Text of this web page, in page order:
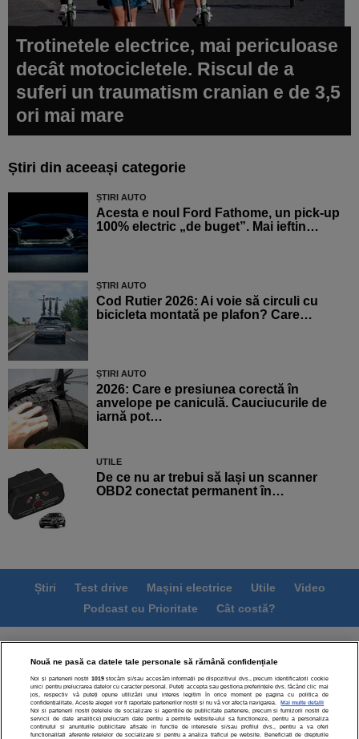
Trotinetele electrice, mai periculoase
decât motocicletele. Riscul de a
suferi un traumatism cranian e de 3,5
ori mai mare
Știri din aceeași categorie
ȘTIRI AUTO
Acesta e noul Ford Fathome, un pick-up
100% electric „de buget”. Mai ieftin…
ȘTIRI AUTO
Cod Rutier 2026: Ai voie să circuli cu
bicicleta montată pe plafon? Care…
ȘTIRI AUTO
2026: Care e presiunea corectă în
anvelope pe caniculă. Cauciucurile de
iarnă pot…
UTILE
De ce nu ar trebui să lași un scanner
OBD2 conectat permanent în…
Știri Test drive Mașini electrice Utile
Video
Podcast cu Prioritate
Cât costă?
Termeni si conditii
Politica de confidentialitate
Politica de cookies
Echipa editorială
Contact
Modifică Setările
Nouă ne pasă ca datele tale personale să rămână confidențiale
Noi și partenerii noștri 1019stocăm și/sau accesăm informații pe dispozitivul dvs., precum identificatorii cookie
unici pentru prelucrarea datelor cu caracter personal. Puteți accepta sau gestiona preferințele dvs. făcând clic mai
jos, respectiv vă puteți opune utilizării unui interes legitim în orice moment pe pagina cu politica de
confidențialitate. Aceste alegeri vor fi raportate partenerilor noștri și nu vă vor afecta navigarea.
Mai multe detalii
Noi si partenerii nostri (retelele de socializare si agentiile de publicitate partenere, precum si furnizorii nostri de
servicii de date analitice) prelucram date pentru a permite website-ului sa functioneze, pentru a personaliza
continutul si anunturile publicitare afisate in functie de interesele si/sau profilul dvs., pentru a va oferi
functionalitati aferente retelelor de socializare si pentru a analiza traficul pe website. Beneficiati de drepturile